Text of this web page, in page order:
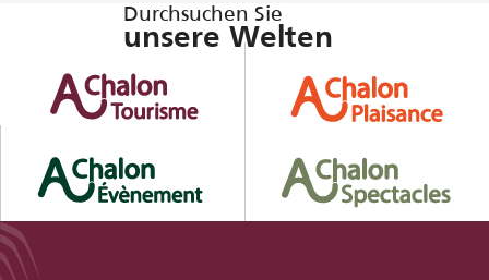
Durchsuchen Sie
unsere Welten